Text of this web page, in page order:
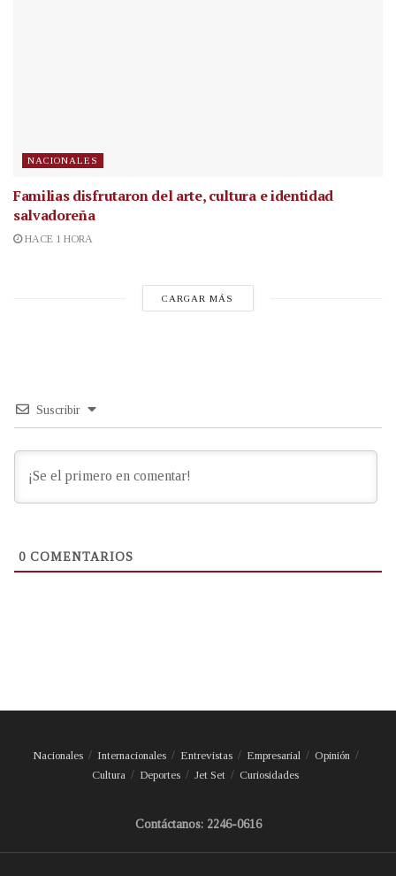
NACIONALES
Familias disfrutaron del arte, cultura e identidad
salvadoreña
HACE 1 HORA
CARGAR MÁS
Suscribir
0 COMENTARIOS
Nacionales Internacionales Entrevistas Empresarial
Opinión
Cultura
Deportes Jet Set Curiosidades
Contáctanos: 2246-0616